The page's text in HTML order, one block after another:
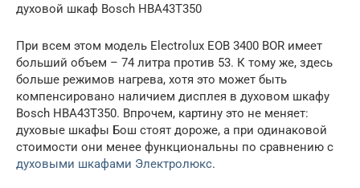
духовой шкаф Bosch HBA43T350
При всем этом модель Electrolux EOB 3400 BOR имеет
больший объем – 74 литра против 53. К тому же, здесь
больше режимов нагрева, хотя это может быть
компенсировано наличием дисплея в духовом шкафу
Bosch HBA43T350. Впрочем, картину это не меняет:
духовые шкафы Бош стоят дороже, а при одинаковой
стоимости они менее функциональны по сравнению с
духовыми шкафами Электролюкс.